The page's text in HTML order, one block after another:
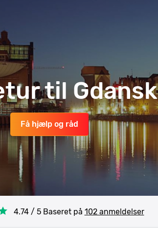
til Gdansk
Få hjælp og råd
4.74 / 5 Baseret på 102 anmeldelser